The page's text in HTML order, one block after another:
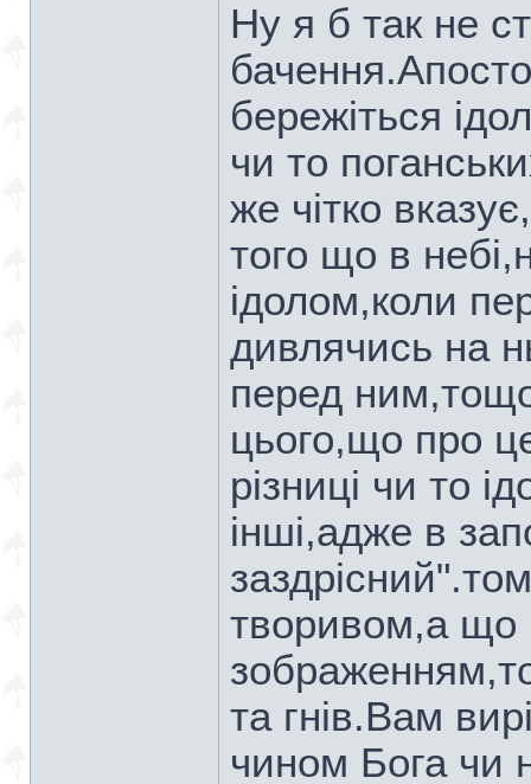
Ну я б так не
бережіться
чи то
же чітко
того що в
ідолом,коли
дивлячись на
перед
цього,що про
різниці чи то
інші,адже в
творивом,а що
та гнів.Вам
чином Бога чи